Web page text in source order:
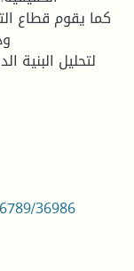
كما يقوم قطاع
لتحليل
36986